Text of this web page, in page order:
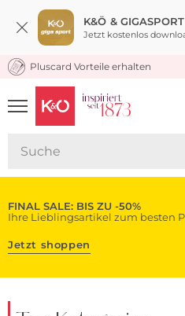
K&Ö &
Jetzt kostenlos
KOSTENLOSER
Pluscard Vorteile erhalten
UNSERE APP
CLICK &
FINAL SALE: BIS ZU -50%
Ihre Lieblingsartikel zum besten
Jetzt shoppen